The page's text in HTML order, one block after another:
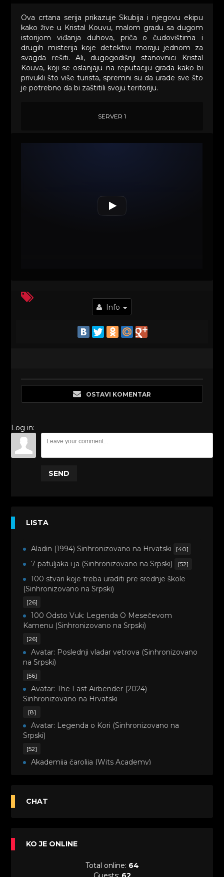
Ova crtana serija prikazuje Skubija i njegovu ekipu
kako žive u Kristal Kouvu, malom gradu sa dugom
istorijom viđanja duhova, priča o čudovištima i
drugih misterija koje detektivi moraju jednom za
svagda rešiti. Ali, dugogodišnji stanovnici Kristal
Kouva, koji se oslanjaju na reputaciju grada kako bi
privukli što više turista, spremni su da urade sve što
je potrebno da bi zaštitili svoju teritoriju.
SERVER 1
Info
OSTAVI KOMENTAR
Log in:
SEND
LISTA
Aladin (1994) Sinhronizovano na Hrvatski [40]
7 patuljaka i ja (Sinhronizovano na Srpski) [52]
100 stvari koje treba uraditi pre srednje škole
(Sinhronizovano na Srpski)
[26]
100 Odsto Vuk: Legenda O Mesečevom
Kamenu (Sinhronizovano na Srpski)
[26]
Avatar: Poslednji vladar vetrova (Sinhronizovano
na Srpski)
[56]
Avatar: The Last Airbender (2024)
Sinhronizovano na Hrvatski
[8]
Avatar: Legenda o Kori (Sinhronizovano na
Srpski)
[52]
Akademija čarolija (Wits Academy)
Avanture Maje i Marka (Sinhronizovano na
Sinhronizovano na Srpski
A.T.O.M. (Alpha Teens On Machines)
CHAT
KO JE ONLINE
Total online: 64